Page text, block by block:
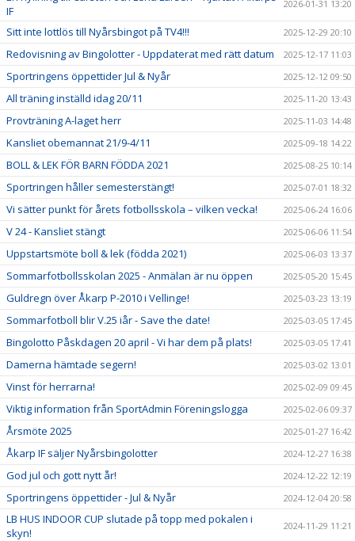
IF
2026-01-31 13:20
Sitt inte lottlös till Nyårsbingot på TV4!!! 2025-12-29 20:10
Redovisning av Bingolotter - Uppdaterat med rätt datum 2025-12-17 11:03
Sportringens öppettider Jul & Nyår 2025-12-12 09:50
All träning inställd idag 20/11 2025-11-20 13:43
Provträning A-laget herr 2025-11-03 14:48
Kansliet obemannat 21/9-4/11 2025-09-18 14:22
BOLL & LEK FÖR BARN FÖDDA 2021 2025-08-25 10:14
Sportringen håller semesterstängt! 2025-07-01 18:32
Vi sätter punkt för årets fotbollsskola – vilken vecka! 2025-06-24 16:06
V 24 - Kansliet stängt 2025-06-06 11:54
Uppstartsmöte boll & lek (födda 2021) 2025-06-03 13:37
Sommarfotbollsskolan 2025 - Anmälan är nu öppen 2025-05-20 15:45
Guldregn över Åkarp P-2010 i Vellinge! 2025-03-23 13:19
Sommarfotboll blir V.25 iår - Save the date! 2025-03-05 17:45
Bingolotto Påskdagen 20 april - Vi har dem på plats! 2025-03-05 17:41
Damerna hämtade segern! 2025-03-02 13:01
Vinst för herrarna! 2025-02-09 09:45
Viktig information från SportAdmin Föreningslogga 2025-02-06 09:37
Årsmöte 2025 2025-01-27 16:42
Åkarp IF säljer Nyårsbingolotter 2024-12-27 16:38
God jul och gott nytt år! 2024-12-22 12:19
Sportringens öppettider - Jul & Nyår 2024-12-04 20:58
LB HUS INDOOR CUP slutade på topp med pokalen i
skyn!
2024-11-29 11:21